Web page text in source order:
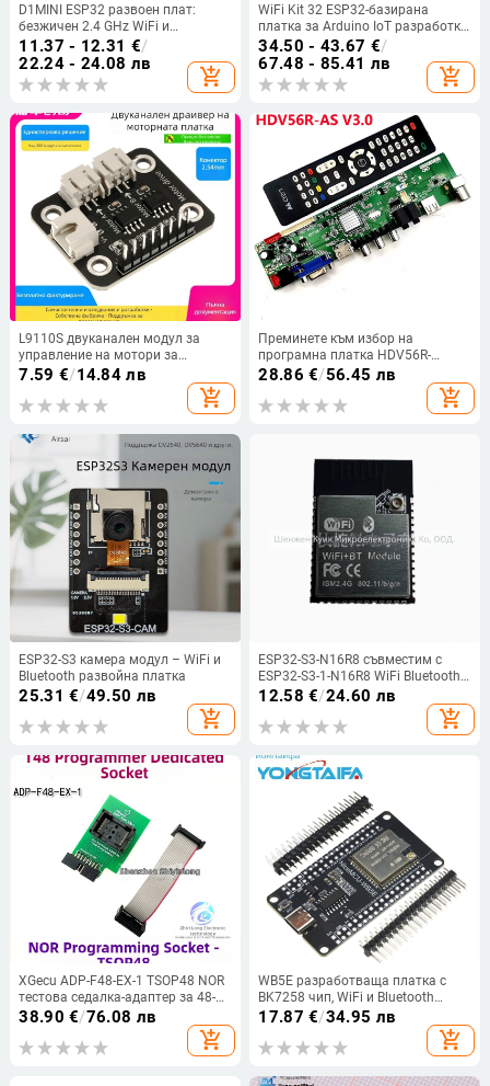
D1MINI ESP32 развоен плат:
безжичен 2.4 GHz WiFi и
Bluetooth, двуядрен процесор
11.37 - 12.31 €/
22.24 - 24.08 лв
add_shopping_cart
WiFi Kit 32 ESP32-базирана
платка за Arduino IoT разработка
с Bluetooth и OLED дисплей
34.50 - 43.67 €/
67.48 - 85.41 лв
add_shopping_cart
L9110S двуканален модул за
управление на мотори за
проследяващ робот, съвместим с
Arduino сенсорен комплект (HS-
F09A: единичен високо ниво
мотори; работна температура
7.59 €/14.84 лв
add_shopping_cart
Преминете към избор на
програмна платка HDV56R-
ASV3.0 LCD телевизор без
драйвери дънна платка HDVX9
контролна платка 03
28.86 €/56.45 лв
add_shopping_cart
ESP32-S3 камера модул – WiFi и
Bluetooth развойна платка
25.31 €/49.50 лв
add_shopping_cart
ESP32-S3-N16R8 съвместим с
ESP32-S3-1-N16R8 WiFi Bluetooth
5.0 модул
12.58 €/24.60 лв
add_shopping_cart
XGecu ADP-F48-EX-1 TSOP48 NOR
тестова седалка-адаптер за 48-
пинов чип, съвместим с T48
38.90 €/76.08 лв
add_shopping_cart
WB5E разработваща платка с
BK7258 чип, WiFi и Bluetooth
модул вграден, съвместима с
17.87 €/34.95 лв
add_shopping_cart